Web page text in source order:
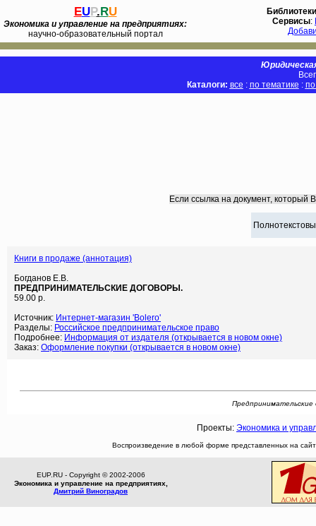
EUP.RU
Экономика и управление на предприятиях:
научно-образовательный портал
Библиотеки
Сервисы:
Каталоги: все : по тематике :
Если ссылка на документ, который
Книги в продаже (аннотация)
Богданов Е.В.
ПРЕДПРИНИМАТЕЛЬСКИЕ ДОГОВОРЫ.
59.00 р.
Источник: Интернет-магазин 'Bolero'
Разделы: Российское предпринимательское право
Подробнее: Информация от издателя (открывается в новом окне)
Заказ: Оформление покупки (открывается в новом окне)
Проекты: Экономика и
Воспроизведение в любой форме представленных на
EUP.RU - Copyright © 2002-2006
Экономика и управление на предприятиях,
Дмитрий Виноградов